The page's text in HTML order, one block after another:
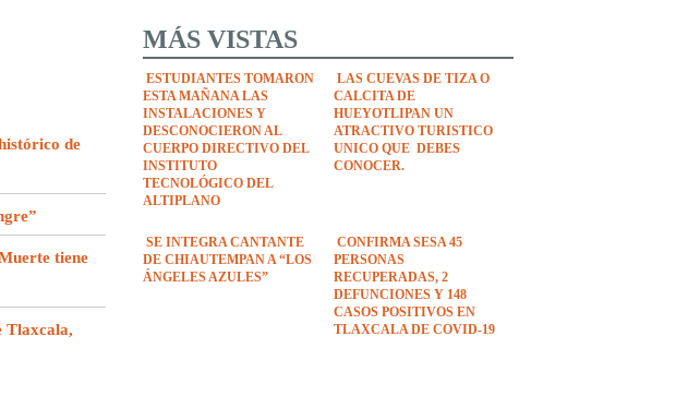
de
tiene
Tlaxcala,
MÁS VISTAS
ESTUDIANTES TOMARON
ESTA MAÑANA LAS
INSTALACIONES Y
DESCONOCIERON AL
CUERPO DIRECTIVO DEL
INSTITUTO
TECNOLÓGICO DEL
ALTIPLANO
LAS CUEVAS DE TIZA O
CALCITA DE
HUEYOTLIPAN UN
ATRACTIVO TURISTICO
UNICO QUE DEBES
CONOCER.
SE INTEGRA CANTANTE
DE CHIAUTEMPAN A “LOS
ÁNGELES AZULES”
CONFIRMA SESA 45
PERSONAS
RECUPERADAS, 2
DEFUNCIONES Y 148
CASOS POSITIVOS EN
TLAXCALA DE COVID-19